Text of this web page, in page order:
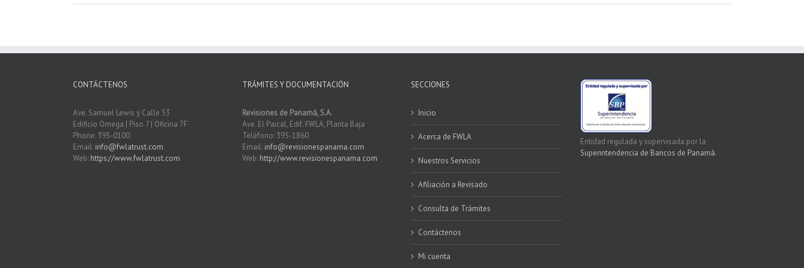
CONTÁCTENOS
Ave. Samuel Lewis y Calle 53
Edificio Omega | Piso 7 | Oficina 7F
Phone: 395-0100
Email: info@fwlatrust.com
Web: https://www.fwlatrust.com
TRÁMITES Y DOCUMENTACIÓN
Revisiones de Panamá, S.A.
Ave. El Paical, Edif. FWLA, Planta Baja
Teléfono: 395-1860
Email: info@revisionespanama.com
Web: http://www.revisionespanama.com
SECCIONES
Inicio
Acerca de FWLA
Nuestros Servicios
Afiliación a Revisado
Consulta de Trámites
Contáctenos
Mi cuenta
Entidad regulada y supervisada por la
Superintendencia de Bancos de Panamá.